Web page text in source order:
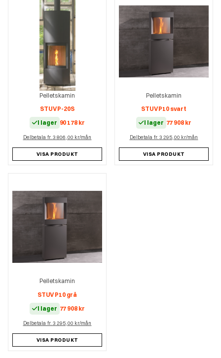
Pelletskamin
STUV P-20S
I lager 90 178 kr
Delbetala fr. 3 806,00 kr/mån
VISA PRODUKT
Pelletskamin
STUV P10 svart
I lager 77 908 kr
Delbetala fr. 3 295,00 kr/mån
VISA PRODUKT
Pelletskamin
STUV P10 grå
I lager 77 908 kr
Delbetala fr. 3 295,00 kr/mån
VISA PRODUKT